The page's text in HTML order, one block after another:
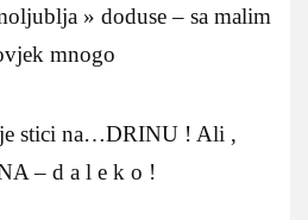
» doduse – sa malim
mnogo
stici na…DRINU ! Ali ,
– d a l e k o !